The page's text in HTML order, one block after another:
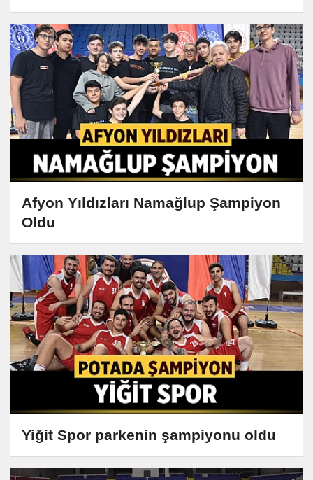
Afyon Yıldızları Namağlup Şampiyon
Oldu
Yiğit Spor parkenin şampiyonu oldu